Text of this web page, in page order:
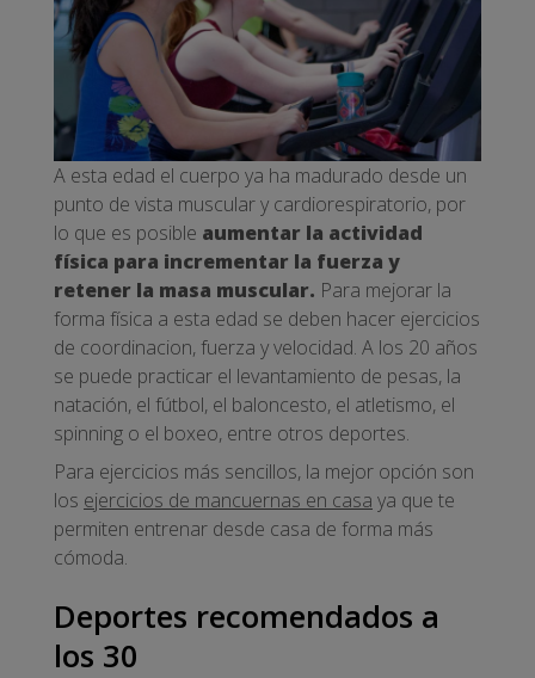
A esta edad el cuerpo ya ha madurado desde un
punto de vista muscular y cardiorespiratorio, por
lo que es posible aumentar la actividad
física para incrementar la fuerza y
retener la masa muscular. Para mejorar la
forma física a esta edad se deben hacer ejercicios
de coordinacion, fuerza y velocidad. A los 20 años
se puede practicar el levantamiento de pesas, la
natación, el fútbol, el baloncesto, el atletismo, el
spinning o el boxeo, entre otros deportes.
Para ejercicios más sencillos, la mejor opción son
los ejercicios de mancuernas en casa ya que te
permiten entrenar desde casa de forma más
cómoda.
Deportes recomendados a
los 30